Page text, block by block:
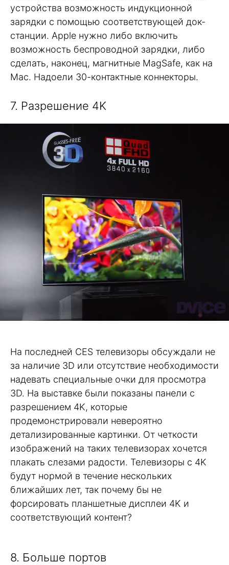
устройства возможность индукционной
зарядки с помощью соответствующей док-
станции. Apple нужно либо включить
возможность беспроводной зарядки, либо
сделать, наконец, магнитные MagSafe, как на
Mac. Надоели 30-контактные коннекторы.
7. Разрешение 4K
На последней CES телевизоры обсуждали не
за наличие 3D или отсутствие необходимости
надевать специальные очки для просмотра
3D. На выставке были показаны панели с
разрешением 4K, которые
продемонстрировали невероятно
детализированные картинки. От четкости
изображений на таких телевизорах хочется
плакать слезами радости. Телевизоры с 4K
будут нормой в течение нескольких
ближайших лет, так почему бы не
форсировать планшетные дисплеи 4K и
соответствующий контент?
8. Больше портов